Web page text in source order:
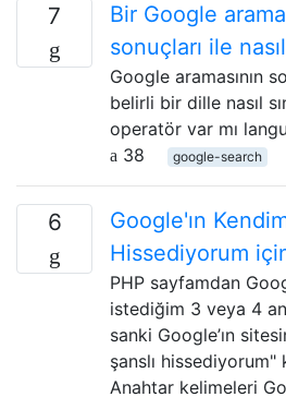
7
Bir Google
sonuçları ile
Google aramasının
belirli bir dille nasıl
operatör var mı
38
google-search
6
Google'ın
Hissediyorum
PHP sayfamdan
istediğim 3 veya 4
sanki Google’ın
şanslı hissediyorum"
Anahtar kelimeleri